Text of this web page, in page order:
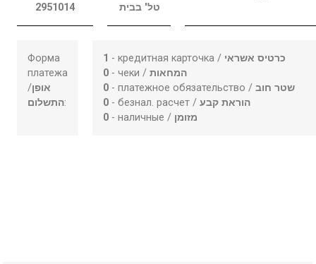
2951014
טל' בבית
Форма
платежа
/אופן
התשלום:
1 - кредитная карточка / כרטיס אשראי
0 - чеки /המחאות
0 - платежное обязательство /שטר חוב
0 - безнал. расчет /הוראת קבע
0 - наличные / מזומן